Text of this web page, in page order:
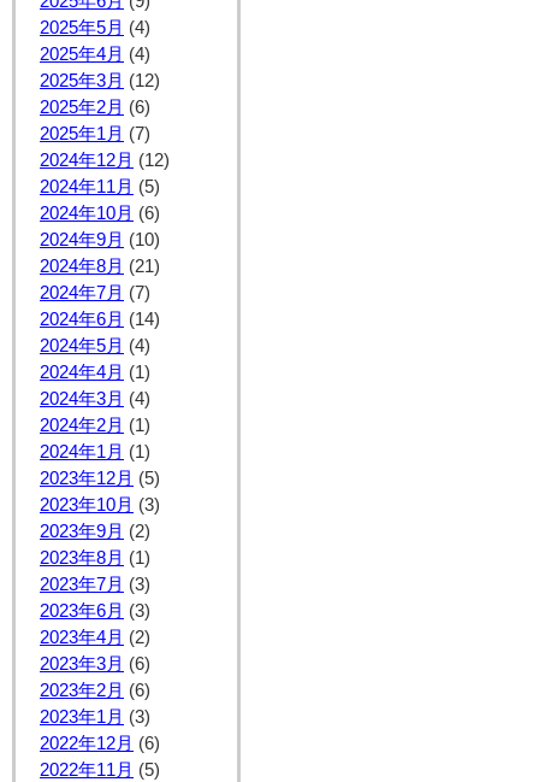
2025年5月 (4)
2025年4月 (4)
2025年3月 (12)
2025年2月 (6)
2025年1月 (7)
2024年12月 (12)
2024年11月 (5)
2024年10月 (6)
2024年9月 (10)
2024年8月 (21)
2024年7月 (7)
2024年6月 (14)
2024年5月 (4)
2024年4月 (1)
2024年3月 (4)
2024年2月 (1)
2024年1月 (1)
2023年12月 (5)
2023年10月 (3)
2023年9月 (2)
2023年8月 (1)
2023年7月 (3)
2023年6月 (3)
2023年4月 (2)
2023年3月 (6)
2023年2月 (6)
2023年1月 (3)
2022年12月 (6)
2022年11月 (5)